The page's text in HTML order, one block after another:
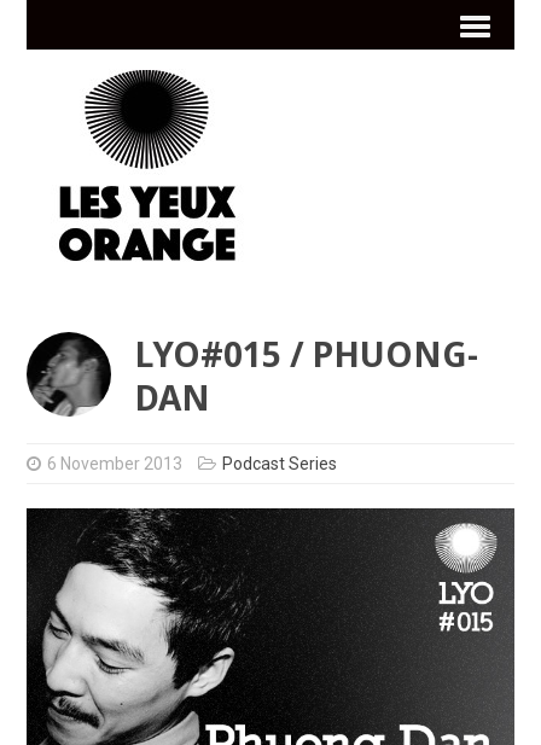
LYO#015 / PHUONG-
DAN
6 November 2013 Podcast Series